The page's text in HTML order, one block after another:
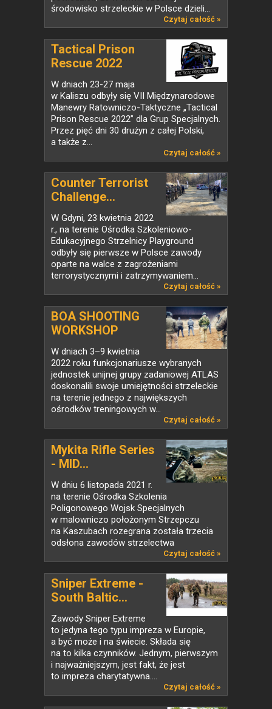
środowisko strzeleckie w Polsce dzieli...
Czytaj całość »
Tactical Prison
Rescue 2022
W dniach 23-27 maja
w Kaliszu odbyły się VII Międzynarodowe
Manewry Ratowniczo-Taktyczne „Tactical
Prison Rescue 2022” dla Grup Specjalnych.
Przez pięć dni 30 drużyn z całej Polski,
a także z...
Czytaj całość »
Counter Terrorist
Challenge...
W Gdyni, 23 kwietnia 2022
r., na terenie Ośrodka Szkoleniowo-
Edukacyjnego Strzelnicy Playground
odbyły się pierwsze w Polsce zawody
oparte na walce z zagrożeniami
terrorystycznymi i zatrzymywaniem...
Czytaj całość »
BOA SHOOTING
WORKSHOP
W dniach 3–9 kwietnia
2022 roku funkcjonariusze wybranych
jednostek unijnej grupy zadaniowej ATLAS
doskonalili swoje umiejętności strzeleckie
na terenie jednego z największych
ośrodków treningowych w...
Czytaj całość »
Mykita Rifle Series
- MID...
W dniu 6 listopada 2021 r.
na terenie Ośrodka Szkolenia
Poligonowego Wojsk Specjalnych
w malowniczo położonym Strzepczu
na Kaszubach rozegrana została trzecia
odsłona zawodów strzelectwa
Czytaj całość »
Sniper Extreme -
South Baltic...
Zawody Sniper Extreme
to jedyna tego typu impreza w Europie,
a być może i na świecie. Składa się
na to kilka czynników. Jednym, pierwszym
i najważniejszym, jest fakt, że jest
to impreza charytatywna....
Czytaj całość »